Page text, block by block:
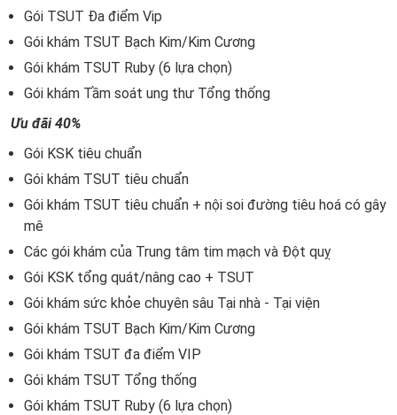
Gói TSUT Đa điểm Vip
Gói khám TSUT Bạch Kim/Kim Cương
Gói khám TSUT Ruby (6 lựa chọn)
Gói khám Tầm soát ung thư Tổng thống
Ưu đãi 40%
Gói KSK tiêu chuẩn
Gói khám TSUT tiêu chuẩn
Gói khám TSUT tiêu chuẩn + nội soi đường tiêu hoá có gây
mê
Các gói khám của Trung tâm tim mạch và Đột quỵ
Gói KSK tổng quát/nâng cao + TSUT
Gói khám sức khỏe chuyên sâu Tại nhà - Tại viện
Gói khám TSUT Bạch Kim/Kim Cương
Gói khám TSUT đa điểm VIP
Gói khám TSUT Tổng thống
Gói khám TSUT Ruby (6 lựa chọn)